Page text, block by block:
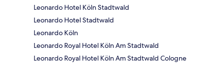
Leonardo Hotel Köln Stadtwald
Leonardo Hotel Stadtwald
Leonardo Köln
Leonardo Royal Hotel Köln Am Stadtwald
Leonardo Royal Hotel Köln Am Stadtwald Cologne